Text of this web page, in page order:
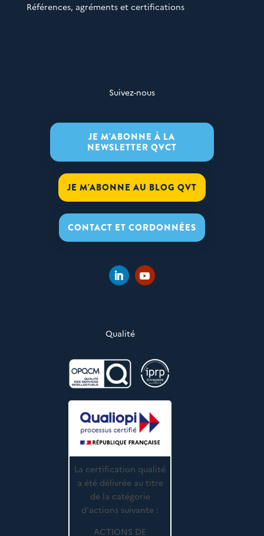
Références, agréments et certifications
Suivez-nous
JE M'ABONNE À LA
NEWSLETTER QVCT
JE M'ABONNE AU BLOG QVT
CONTACT ET CORDONNÉES
Qualité
La certification qualité
a été délivrée au titre
de la catégorie
d'actions suivante :
ACTIONS DE